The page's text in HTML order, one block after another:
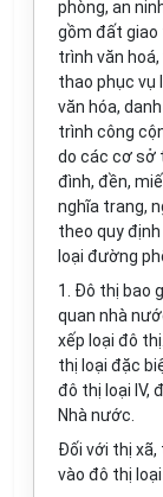
phòng, an
gồm đất giao
trình văn
thao phục vụ
văn hóa,
trình công
do các cơ sở
đình, đền,
nghĩa trang,
theo quy
loại đường
1. Đô thị bao
quan nhà
xếp loại đô
thị loại đặc
đô thị loại IV,
Nhà nước.
Đối với thị
vào đô thị loại